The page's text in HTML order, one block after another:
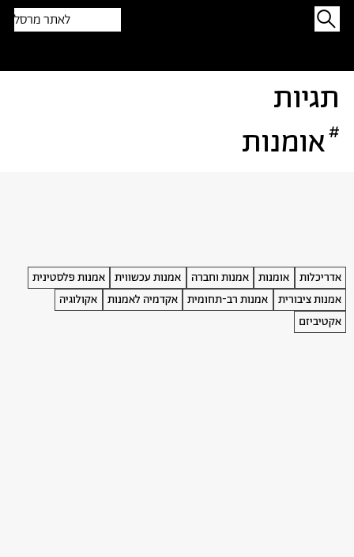
לאתר מרסל
אדריכלות אומנות אמנות וחברה אמנות עכשווית
אמנות פלסטינית
אמנות ציבורית
אמנות רב-תחומית אקדמיה לאמנות
אקולוגיה
אקטיביזם
אומנות#
תגיות